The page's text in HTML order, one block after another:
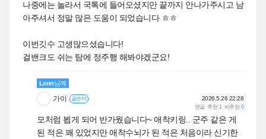
나중에는 놀라서 국톡에 들어오셨지만 끝까지 안나가주시고 남
아주셔서 정말 많은 도움이 되었습니다 ㅎㅎ
이번깃수 고생많으셨습니다!
걸밴크도 쉬는 탐에 정주행 해봐야겠군요!
Lenn님께
가이 글쓴이 2026.5.26 22:28
댓글 추천 1 비추천 0
모처럼 뵙게 되어 반가웠습니다~ 애착키링.. 군주 같은 게
된 적은 꽤 있었지만 애착수뇌가 된 적은 처음이라 신기한